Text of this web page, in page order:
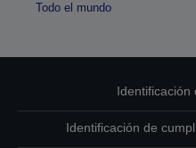
Todo el mundo
Identificación
Identificación de